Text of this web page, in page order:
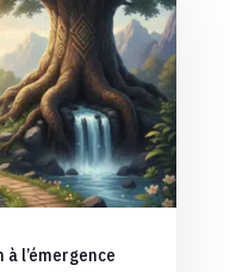
l’émergence